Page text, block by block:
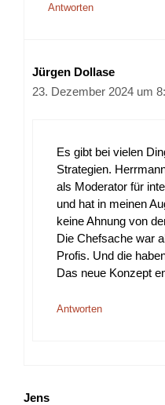
Antworten
Jürgen Dollase
23. Dezember 2024 um
Es gibt bei vielen
Strategien.
als Moderator für
und hat in meinen
keine Ahnung von
Die Chefsache war
Profis. Und die
Das neue Konzept
Antworten
Jens